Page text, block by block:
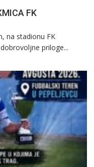
FK
na stadionu FK
priloge...